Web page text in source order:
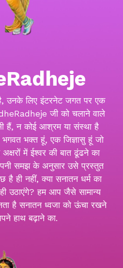
उनके लिए इंटरनेट जगत पर एक
जी को चलाने वाले
हैं, न कोई आश्रम या संस्था है
भक्त हूं, एक जिज्ञासु हूं जो
में ईश्वर की बात ढूंढने का
समझ के अनुसार उसे प्रस्तुत
है ही नहीं, क्या सनातन धर्म का
उठाएंगे? हम आप जैसे सामान्य
है सनातन ध्वजा को ऊंचा रखने
हाथ बढ़ाने का.